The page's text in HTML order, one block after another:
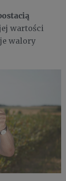
wartości
walory